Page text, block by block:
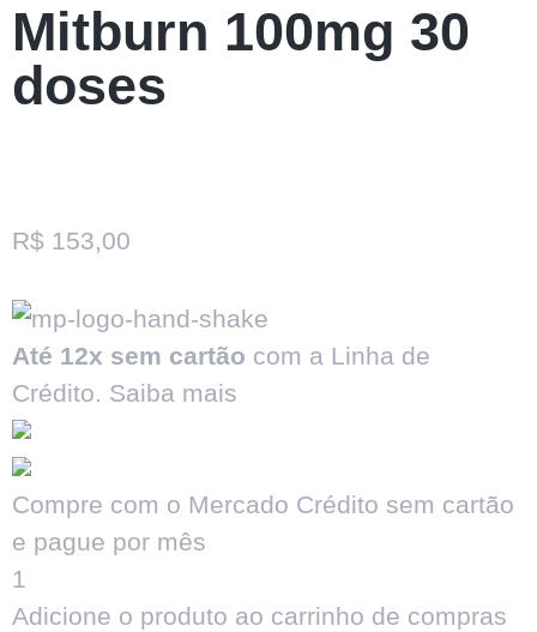
Mitburn 100mg 30
doses
R$ 153,00
Até 12x sem cartão com a Linha de
Crédito. Saiba mais
Compre com o Mercado Crédito sem cartão
e pague por mês
1
Adicione o produto ao carrinho de compras